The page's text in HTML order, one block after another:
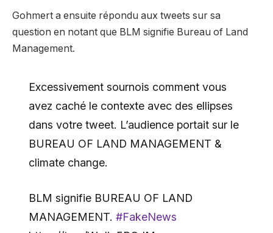
Gohmert a ensuite répondu aux tweets sur sa
question en notant que BLM signifie Bureau of Land
Management.
Excessivement sournois comment vous
avez caché le contexte avec des ellipses
dans votre tweet. L’audience portait sur le
BUREAU OF LAND MANAGEMENT &
climate change.
BLM signifie BUREAU OF LAND
MANAGEMENT. #FakeNews